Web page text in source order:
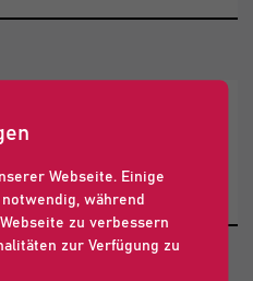
Daten werden nur
Webseite. Einige
während
zu verbessern
zur Verfügung zu